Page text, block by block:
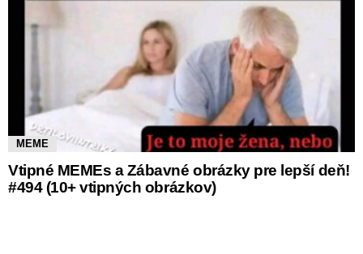
MEME
Vtipné MEMEs a Zábavné obrázky pre lepší deň!
#494 (10+ vtipných obrázkov)